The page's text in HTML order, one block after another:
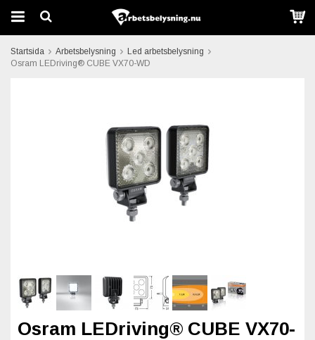
Startsida Arbetsbelysning
Led arbetsbelysning
Osram LEDriving® CUBE VX70-WD
Osram LEDriving® CUBE VX70-